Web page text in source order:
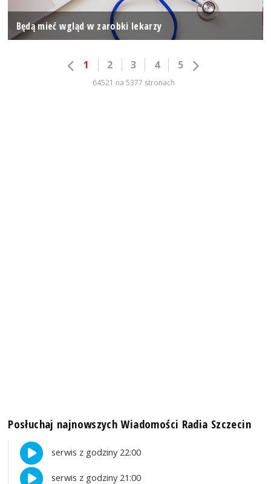
Będą mieć wgląd w zarobki lekarzy
1 2 3 4 5
64521 na 5377 stronach
Posłuchaj najnowszych Wiadomości Radia Szczecin
serwis z godziny 22:00
serwis z godziny 21:00